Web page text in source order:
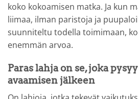
koko kokoamisen matka. Ja kun
liimaa, ilman paristoja ja
suunniteltu todella toimimaan,
enemmän arvoa.
Paras lahja on se, joka
avaamisen jälkeen